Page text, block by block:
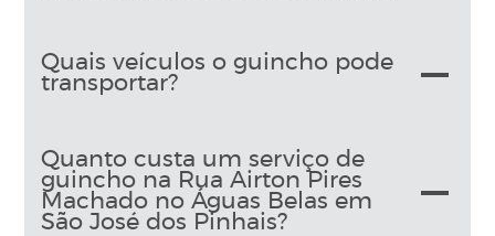
Quais veículos o guincho pode
transportar?
Quanto custa um serviço de
guincho na Rua Airton Pires
Machado no Águas Belas em
São José dos Pinhais?